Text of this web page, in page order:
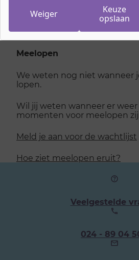
Je kan je niet meer
kijk hieronder voor andere
Meelopen
We weten nog niet wanneer
lopen.
Wil jij weten wanneer er
momenten voor meelopen
Meld je aan voor de wachtlijst
Hoe ziet meelopen eruit?
Veelgestelde
Ons
024 - 89 04
Weiger
Keuze
opslaan